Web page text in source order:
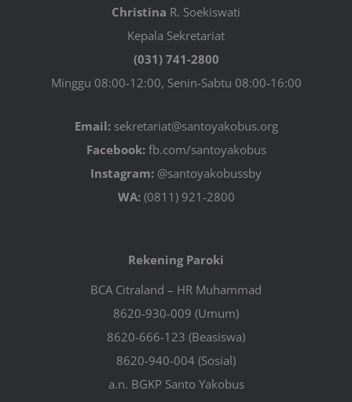
Christina R. Soekiswati
Kepala Sekretariat
(031) 741-2800
Minggu 08:00-12:00, Senin-Sabtu 08:00-16:00
Email:sekretariat@santoyakobus.org
Facebook:fb.com/santoyakobus
Instagram: @santoyakobussby
WA:(0811) 921-2800
Rekening Paroki
BCA Citraland – HR Muhammad
8620-930-009 (Umum)
8620-666-123 (Beasiswa)
8620-940-004 (Sosial)
a.n. BGKP Santo Yakobus